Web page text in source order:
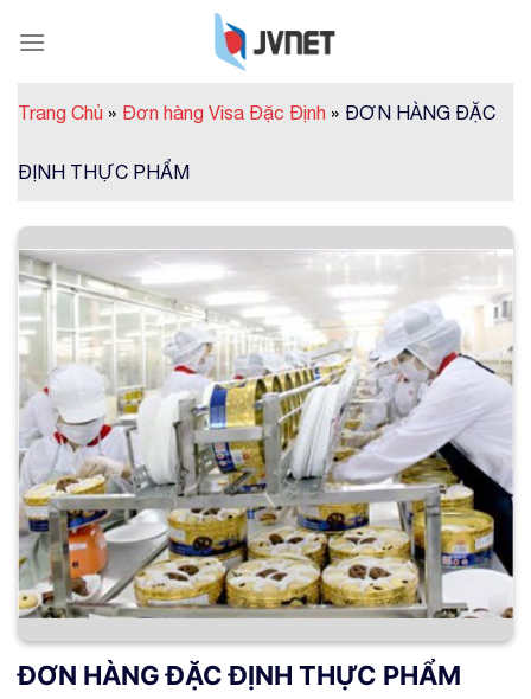
Trang Chủ » Đơn hàng Visa Đặc Định » ĐƠN HÀNG ĐẶC
ĐỊNH THỰC PHẨM
ĐƠN HÀNG ĐẶC ĐỊNH THỰC PHẨM